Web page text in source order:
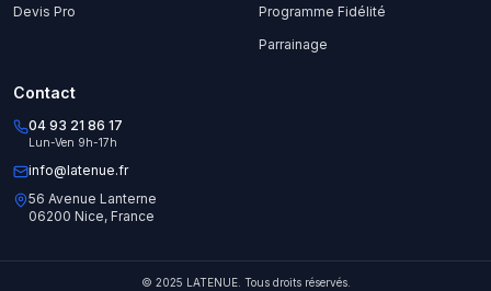
Devis Pro
Programme Fidélité
Parrainage
Contact
04 93 21 86 17
Lun-Ven 9h-17h
info@latenue.fr
56 Avenue Lanterne
06200 Nice, France
© 2025 LATENUE. Tous droits réservés.